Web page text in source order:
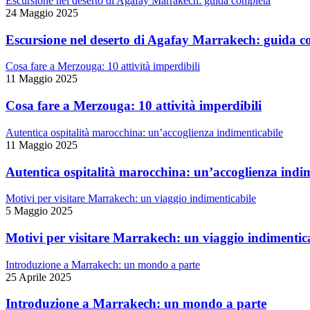
24 Maggio 2025
Escursione nel deserto di Agafay Marrakech: guida
Cosa fare a Merzouga: 10 attività imperdibili
11 Maggio 2025
Cosa fare a Merzouga: 10 attività imperdibili
Autentica ospitalità marocchina: un’accoglienza indimenticabile
11 Maggio 2025
Autentica ospitalità marocchina: un’accoglienza
Motivi per visitare Marrakech: un viaggio indimenticabile
5 Maggio 2025
Motivi per visitare Marrakech: un viaggio
Introduzione a Marrakech: un mondo a parte
25 Aprile 2025
Introduzione a Marrakech: un mondo a parte